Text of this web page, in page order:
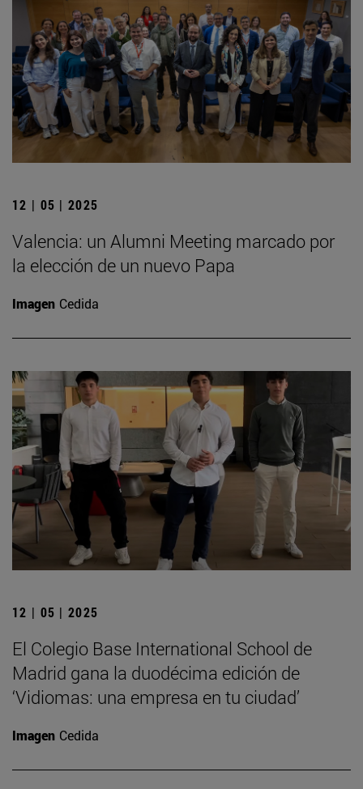
12 | 05 | 2025
Valencia: un Alumni Meeting marcado por
la elección de un nuevo Papa
Imagen Cedida
12 | 05 | 2025
El Colegio Base International School de
Madrid gana la duodécima edición de
‘Vidiomas: una empresa en tu ciudad’
Imagen Cedida